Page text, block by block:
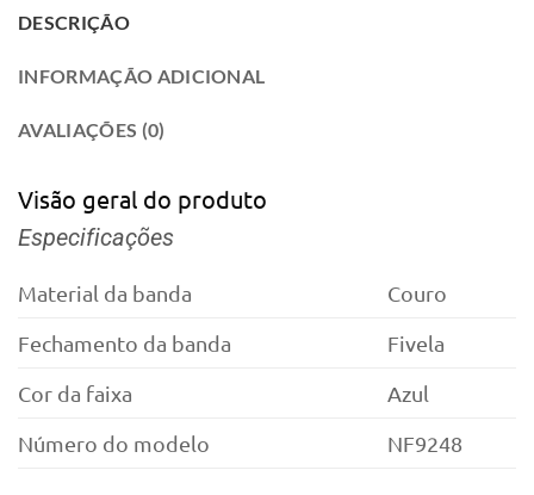
DESCRIÇÃO
INFORMAÇÃO ADICIONAL
AVALIAÇÕES (0)
Visão geral do produto
Especificações
Material da banda
Couro
Fechamento da banda
Fivela
Cor da faixa
Azul
Número do modelo
NF9248